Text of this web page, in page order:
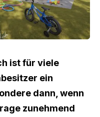
ist für viele
ein
dann, wenn
zunehmend